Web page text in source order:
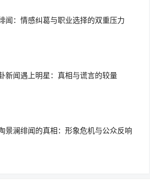
闻：情感纠葛与职业选择的双重压力
新闻遇上明星：真相与谎言的较量
景澜绯闻的真相：形象危机与公众反响